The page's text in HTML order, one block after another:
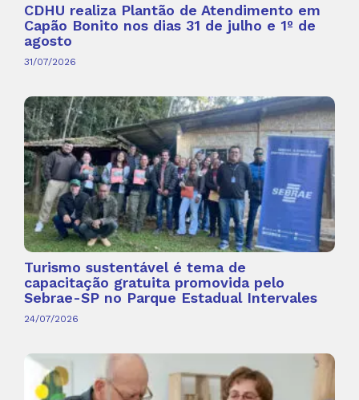
CDHU realiza Plantão de Atendimento em
Capão Bonito nos dias 31 de julho e 1º de
agosto
31/07/2026
Turismo sustentável é tema de
capacitação gratuita promovida pelo
Sebrae-SP no Parque Estadual Intervales
24/07/2026